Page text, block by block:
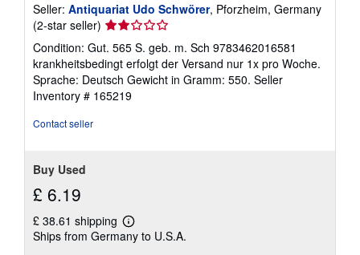
Seller: Antiquariat Udo Schwörer, Pforzheim, Germany
(2-star seller) Seller
rating
2
out
of
5
Condition: Gut. 565 S. geb. m. Sch 9783462016581
krankheitsbedingt erfolgt der Versand nur 1x pro Woche.
Sprache: Deutsch Gewicht in Gramm: 550. Seller
Inventory # 165219
Contact seller
Buy Used
£ 6.19
£ 38.61 shipping
Learn
more
Ships from Germany to U.S.A.